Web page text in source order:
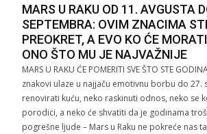
MARS U RAKU OD 11. AVGUSTA
SEPTEMBRA: OVIM ZNACIMA
PREOKRET, A EVO KO ĆE
ONO ŠTO MU JE NAJVAŽNIJE
MARS U RAKU ĆE POMERITI SVE ŠTO STE
znakovi ulaze u najjaču emotivnu borbu do 27.
renovirati kuću, neko raskinuti odnos, neko se
porodici, a neko će shvatiti da je godinama
pogrešne ljude – Mars u Raku ne pokreće nas